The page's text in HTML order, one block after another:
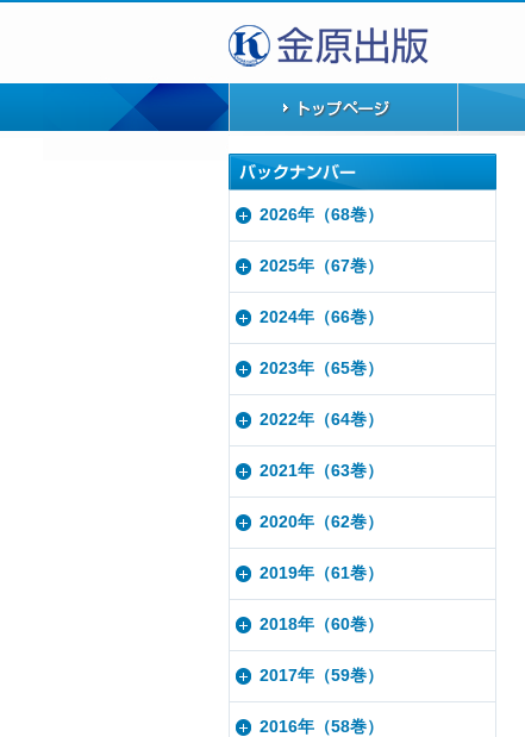
2026年（68巻）
2025年（67巻）
2024年（66巻）
2023年（65巻）
2022年（64巻）
2021年（63巻）
2020年（62巻）
2019年（61巻）
2018年（60巻）
2017年（59巻）
2016年（58巻）